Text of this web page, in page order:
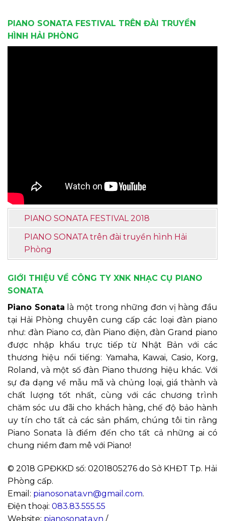
PIANO SONATA FESTIVAL TRÊN ĐÀI TRUYỀN
HÌNH HẢI PHÒNG
PIANO SONATA FESTIVAL 2018
PIANO SONATA trên đài truyền hình Hải
Phòng
GIỚI THIỆU VỀ CÔNG TY XNK NHẠC CỤ PIANO
SONATA
Piano Sonata là một trong những đơn vị hàng đầu
tại Hải Phòng chuyên cung cấp các loại đàn piano
như: đàn Piano cơ, đàn Piano điện, đàn Grand piano
được nhập khẩu trực tiếp từ Nhật Bản với các
thương hiệu nổi tiếng: Yamaha, Kawai, Casio, Korg,
Roland, và một số đàn Piano thương hiệu khác. Với
sự đa dạng về mẫu mã và chủng loại, giá thành và
chất lượng tốt nhất, cùng với các chương trình
chăm sóc ưu đãi cho khách hàng, chế độ bảo hành
uy tín cho tất cả các sản phẩm, chúng tôi tin rằng
Piano Sonata là điểm đến cho tất cả những ai có
chung niềm đam mê với Piano!
© 2018 GPĐKKD số: 0201805276 do Sở KHĐT Tp. Hải
Phòng cấp.
Email: pianosonata.vn@gmail.com.
Điện thoại: 083.83.555.55
Website: pianosonata.vn /